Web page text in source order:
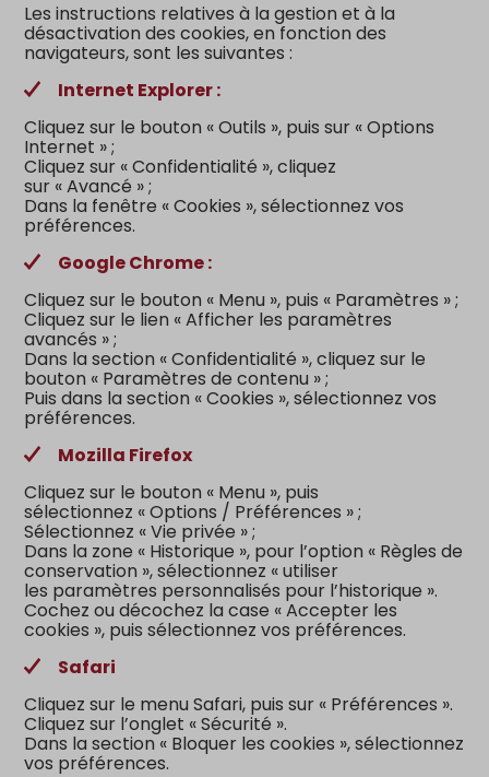
Les instructions relatives à la gestion et à la
désactivation des cookies, en fonction des
navigateurs, sont les suivantes :
Internet Explorer :
Cliquez sur le bouton « Outils », puis sur « Options
Internet » ;
Cliquez sur « Confidentialité », cliquez
sur « Avancé » ;
Dans la fenêtre « Cookies », sélectionnez vos
préférences.
Google Chrome :
Cliquez sur le bouton « Menu », puis « Paramètres » ;
Cliquez sur le lien « Afficher les paramètres
avancés » ;
Dans la section « Confidentialité », cliquez sur le
bouton « Paramètres de contenu » ;
Puis dans la section « Cookies », sélectionnez vos
préférences.
Mozilla Firefox
Cliquez sur le bouton « Menu », puis
sélectionnez « Options / Préférences » ;
Sélectionnez « Vie privée » ;
Dans la zone « Historique », pour l’option « Règles de
conservation », sélectionnez « utiliser
les paramètres personnalisés pour l’historique ».
Cochez ou décochez la case « Accepter les
cookies », puis sélectionnez vos préférences.
Safari
Cliquez sur le menu Safari, puis sur « Préférences ».
Cliquez sur l’onglet « Sécurité ».
Dans la section « Bloquer les cookies », sélectionnez
vos préférences.